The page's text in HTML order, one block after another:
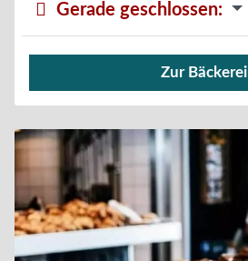
Gerade geschlossen:
Verkauf von Brötchen,
Zur Bäckerei